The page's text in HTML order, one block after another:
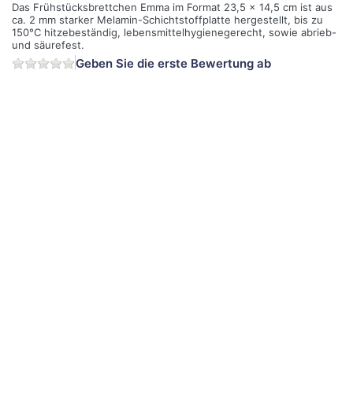
Das Frühstücksbrettchen Emma im Format 23,5 x 14,5 cm ist aus
ca. 2 mm starker Melamin-Schichtstoffplatte hergestellt, bis zu
150°C hitzebeständig, lebensmittelhygienegerecht, sowie abrieb-
und säurefest.
Geben Sie die erste Bewertung ab